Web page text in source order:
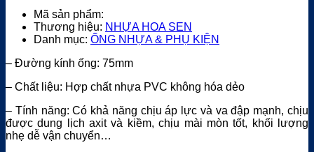
Mã sản phẩm:
Thương hiệu: NHỰA HOA SEN
Danh mục: ỐNG NHỰA & PHỤ KIỆN
– Đường kính ống: 75mm
– Chất liệu: Hợp chất nhựa PVC không hóa dẻo
– Tính năng: Có khả năng chịu áp lực và va đập mạnh, chịu
được dung lịch axit và kiềm, chịu mài mòn tốt, khối lượng
nhẹ dễ vận chuyển…